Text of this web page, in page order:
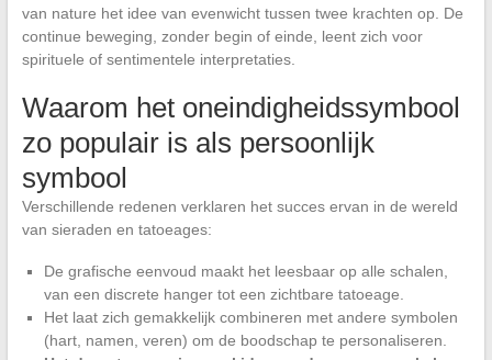
van nature het idee van evenwicht tussen twee krachten op. De
continue beweging, zonder begin of einde, leent zich voor
spirituele of sentimentele interpretaties.
Waarom het oneindigheidssymbool
zo populair is als persoonlijk
symbool
Verschillende redenen verklaren het succes ervan in de wereld
van sieraden en tatoeages:
De grafische eenvoud maakt het leesbaar op alle schalen,
van een discrete hanger tot een zichtbare tatoeage.
Het laat zich gemakkelijk combineren met andere symbolen
(hart, namen, veren) om de boodschap te personaliseren.